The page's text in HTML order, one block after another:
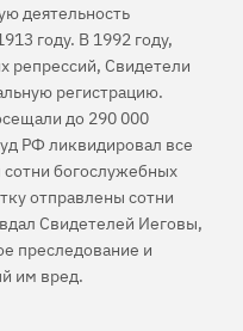
деятельность
году. В 1992 году,
репрессий, Свидетели
регистрацию.
до 290 000
РФ ликвидировал все
богослужебных
отправлены сотни
Свидетелей Иеговы,
преследование и
им вред.